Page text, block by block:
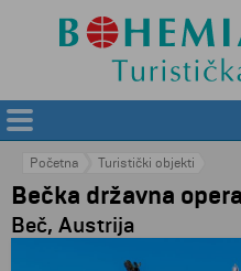
Početna Turistički objekti
Bečka državna opera
Beč, Austrija